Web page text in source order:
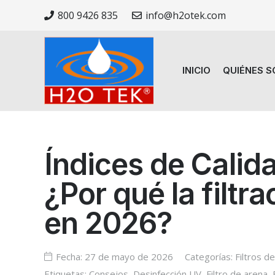
800 9426 835 info@h2otek.com
INICIO QUIÉNES
Índices de
¿Por qué la
en 2026?
Fecha: 27 de mayo de 2026 Categorías: Filtros